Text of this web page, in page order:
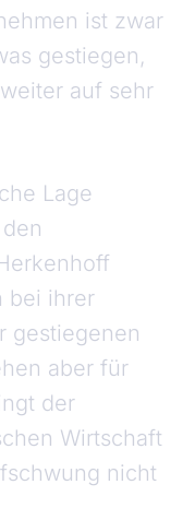
ist zwar
gestiegen,
auf sehr
Lage
bei ihrer
gestiegenen
aber für
der
Wirtschaft
nicht